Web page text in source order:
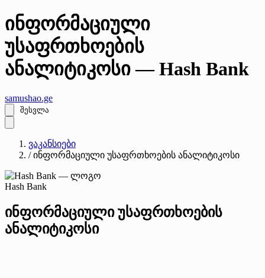
ინფორმაციული
უსაფრთხოების
ანალიტიკოსი — Hash Bank
samushao.ge
შესვლა
ვაკანსიები
/ ინფორმაციული უსაფრთხოების ანალიტიკოსი
Hash Bank
ინფორმაციული უსაფრთხოების
ანალიტიკოსი